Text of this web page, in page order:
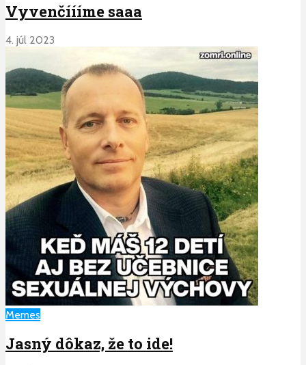
Vyvenčíííme saaa
4. júl 2023
Memes
Jasný dôkaz, že to ide!